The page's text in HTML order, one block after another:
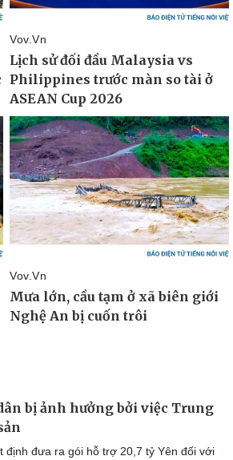
bị ảnh hưởng bởi việc Trung
định đưa ra gói hỗ trợ 20,7 tỷ Yên đối với